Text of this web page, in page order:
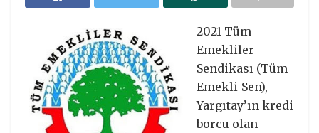
2021 Tüm
Emekliler
Sendikası (Tüm
Emekli-Sen),
Yargıtay’ın kredi
borcu olan